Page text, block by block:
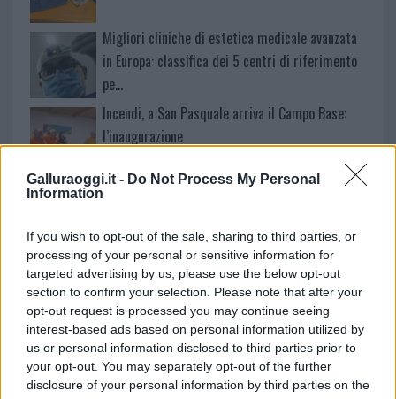
Galluraoggi.it - Do Not Process My Personal
Information
If you wish to opt-out of the sale, sharing to third parties, or
processing of your personal or sensitive information for
targeted advertising by us, please use the below opt-out
section to confirm your selection. Please note that after your
opt-out request is processed you may continue seeing
interest-based ads based on personal information utilized by
us or personal information disclosed to third parties prior to
your opt-out. You may separately opt-out of the further
disclosure of your personal information by third parties on the
Migliori cliniche di estetica medicale avanzata
in Europa: classifica dei 5 centri di riferimento
pe…
Incendi, a San Pasquale arriva il Campo Base:
l’inaugurazione
Andrea Mura conquista Palau: grande
Calangianus, allarme sul centro accoglienza
minori, Albieri: “Episodi gravissimi”